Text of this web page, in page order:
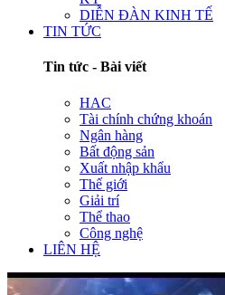
DIỄN ĐÀN KINH TẾ
TIN TỨC
Tin tức - Bài viết
HAC
Tài chính chứng khoán
Ngân hàng
Bất động sản
Xuất nhập khẩu
Thế giới
Giải trí
Thể thao
Công nghệ
LIÊN HỆ